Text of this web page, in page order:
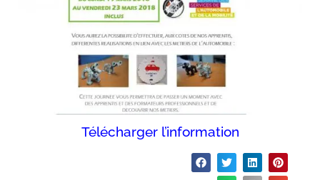
Télécharger l’information